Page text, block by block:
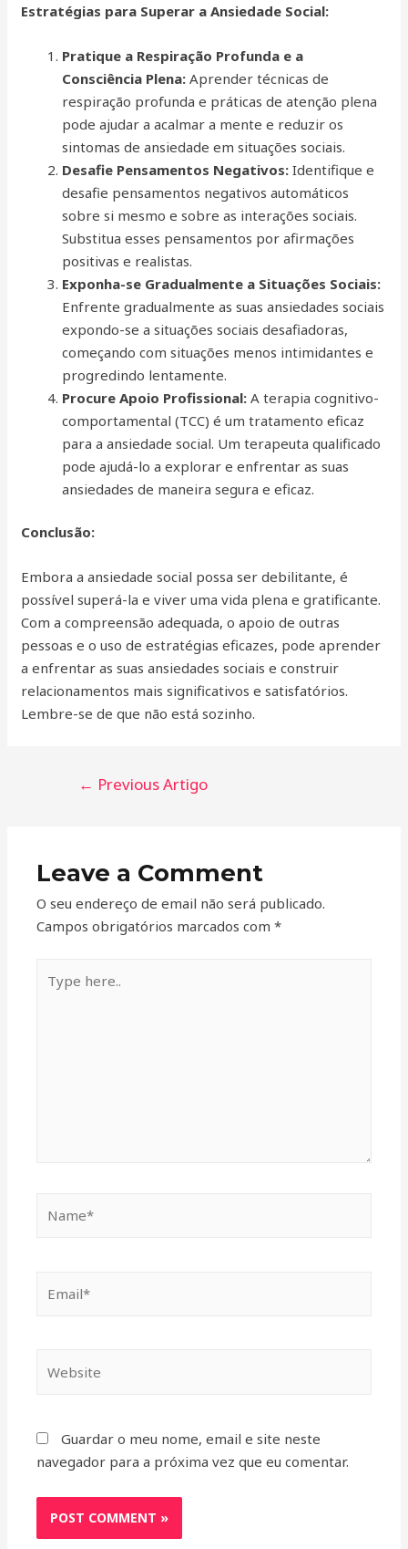
Estratégias para Superar a Ansiedade Social:
Pratique a Respiração Profunda e a
Consciência Plena: Aprender técnicas de
respiração profunda e práticas de atenção plena
pode ajudar a acalmar a mente e reduzir os
sintomas de ansiedade em situações sociais.
Desafie Pensamentos Negativos: Identifique e
desafie pensamentos negativos automáticos
sobre si mesmo e sobre as interações sociais.
Substitua esses pensamentos por afirmações
positivas e realistas.
Exponha-se Gradualmente a Situações Sociais:
Enfrente gradualmente as suas ansiedades sociais
expondo-se a situações sociais desafiadoras,
começando com situações menos intimidantes e
progredindo lentamente.
Procure Apoio Profissional: A terapia cognitivo-
comportamental (TCC) é um tratamento eficaz
para a ansiedade social. Um terapeuta qualificado
pode ajudá-lo a explorar e enfrentar as suas
ansiedades de maneira segura e eficaz.
Conclusão:
Embora a ansiedade social possa ser debilitante, é
possível superá-la e viver uma vida plena e gratificante.
Com a compreensão adequada, o apoio de outras
pessoas e o uso de estratégias eficazes, pode aprender
a enfrentar as suas ansiedades sociais e construir
relacionamentos mais significativos e satisfatórios.
Lembre-se de que não está sozinho.
← Previous Artigo
Leave a Comment
O seu endereço de email não será publicado.
Campos obrigatórios marcados com*
Guardar o meu nome, email e site neste
navegador para a próxima vez que eu comentar.